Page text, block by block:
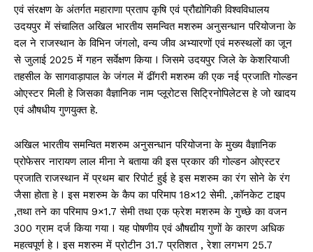
एवं संरक्षण के अंतर्गत महाराणा प्रताप कृषि एवं प्रौद्योगिकी विश्वविधालय
उदयपुर में संचालित अखिल भारतीय समन्वित मशरुम अनुसन्धान परियोजना के
दल ने राजस्थान के विभिन जंगलो, वन्य जीव अभ्यारणों एवं मरुस्थलों का जून
से जुलाई 2025 में गहन सर्वेक्षण किया I जिसमे उदयपुर जिले के केशरियाजी
तहसील के सागवाड़ापाल के जंगल में ढींगरी मशरुम की एक नई प्रजाति गोल्डन
ओएस्टर मिली हे जिसका वैज्ञानिक नाम प्लूरोटस सिट्रिनोपिलेटस हे जो खादय
एवं औषधीय गुणयुक्त हे.
अखिल भारतीय समन्वित मशरुम अनुसन्धान परियोजना के मुख्य वैज्ञानिक
प्रोफेसर नारायण लाल मीना ने बताया की इस प्रकार की गोल्डन ओएस्टर
प्रजाति राजस्थान में प्रथम बार रिपोर्ट हुई हे इस मशरुम का रंग सोने के रंग
जैसा होता हे I इस मशरुम के कैप का परिमाप 18×12 सेमी. ,कॉनकेट टाइप
,तथा तने का परिमाप 9×1.7 सेमी तथा एक फ्रेश मशरुम के गुच्छे का वजन
300 ग्राम दर्ज किया गया I यह पोषणीय एवं औषद्यीय गुणों के कारण अधिक
महत्वपूर्ण हे I इस मशरुम में प्रोटीन 31.7 प्रतिशत , रेशा लगभग 25.7